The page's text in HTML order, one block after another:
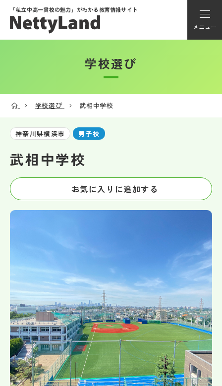
「私立中高一貫校の魅力」がわかる教育情報サイト
メニュー
アカウント登録
学校動画
私学探検隊
説明会・イベント情報
よみもの
学校からのお知らせ
学校HP最新情報
学校選び
学校選び 武相中学校
神奈川県横浜市 男子校
武相中学校
お気に入りに追加する